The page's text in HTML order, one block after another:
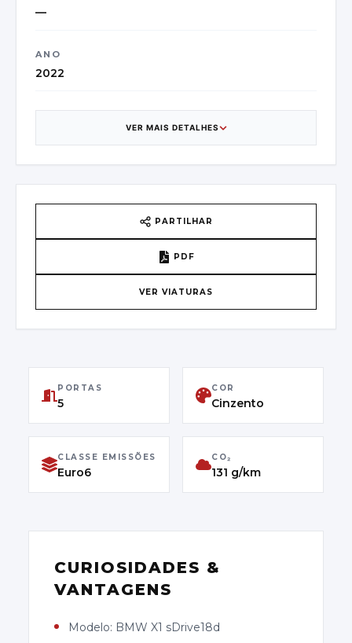
—
ANO
2022
Belgium
WBA71AC0205U95329
CLASSE DE EMISSÕES
Euro6
VER MAIS DETALHES
PARTILHAR
PDF
VER VIATURAS
PORTAS
5
COR
Cinzento
CLASSE EMISSÕES
Euro6
CO₂
131 g/km
CURIOSIDADES &
VANTAGENS
Modelo: BMW X1 sDrive18d